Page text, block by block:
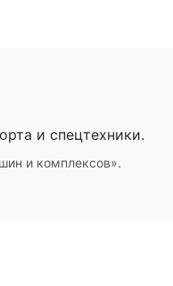
и спецтехники.
и комплексов».